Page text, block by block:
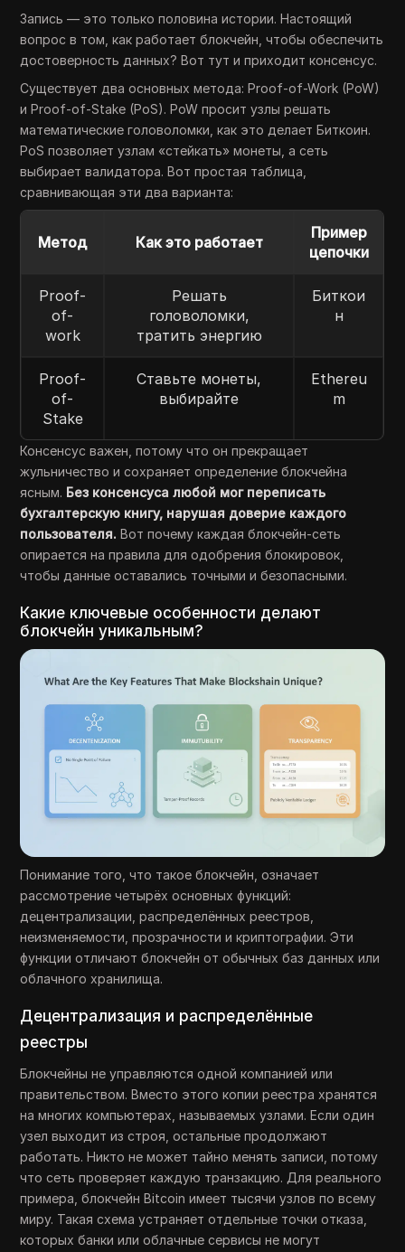
Запись — это только половина истории. Настоящий
вопрос в том, как работает блокчейн, чтобы обеспечить
достоверность данных? Вот тут и приходит консенсус.
Существует два основных метода: Proof-of-Work (PoW)
и Proof-of-Stake (PoS). PoW просит узлы решать
математические головоломки, как это делает Биткоин.
PoS позволяет узлам «стейкать» монеты, а сеть
выбирает валидатора. Вот простая таблица,
сравнивающая эти два варианта:
Метод Как это работает
Пример
цепочки
Proof-
of-
work
Решать
головоломки,
тратить энергию
Биткои
н
Proof-
of-
Stake
Ставьте монеты,
выбирайте
Ethereu
m
Консенсус важен, потому что он прекращает
жульничество и сохраняет определение блокчейна
ясным. Без консенсуса любой мог переписать
бухгалтерскую книгу, нарушая доверие каждого
пользователя. Вот почему каждая блокчейн-сеть
опирается на правила для одобрения блокировок,
чтобы данные оставались точными и безопасными.
Какие ключевые особенности делают
блокчейн уникальным?
Понимание того, что такое блокчейн, означает
рассмотрение четырёх основных функций:
децентрализации, распределённых реестров,
неизменяемости, прозрачности и криптографии. Эти
функции отличают блокчейн от обычных баз данных или
облачного хранилища.
Децентрализация и распределённые
реестры
Блокчейны не управляются одной компанией или
правительством. Вместо этого копии реестра хранятся
на многих компьютерах, называемых узлами. Если один
узел выходит из строя, остальные продолжают
работать. Никто не может тайно менять записи, потому
что сеть проверяет каждую транзакцию. Для реального
примера, блокчейн Bitcoin имеет тысячи узлов по всему
миру. Такая схема устраняет отдельные точки отказа,
которых банки или облачные сервисы не могут